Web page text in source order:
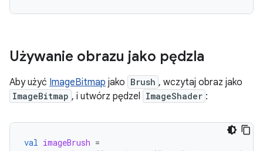
Używanie obrazu jako pędzla
Aby użyć ImageBitmap jako Brush , wczytaj obraz jako
ImageBitmap , i utwórz pędzel ImageShader :
val imageBrush =